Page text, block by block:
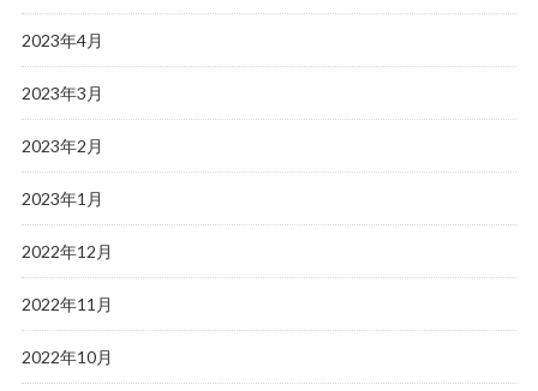
2023年4月
2023年3月
2023年2月
2023年1月
2022年12月
2022年11月
2022年10月